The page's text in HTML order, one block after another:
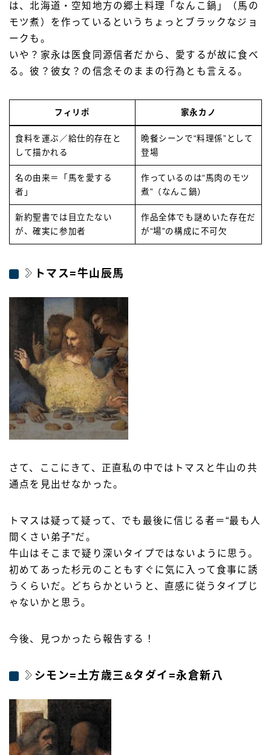
は、北海道・空知地方の郷土料理「なんこ鍋」（馬の
モツ煮）を作っているというちょっとブラックなジョ
ークも。
いや？家永は医食同源信者だから、愛するが故に食べ
る。彼？彼女？の信念そのままの行為とも言える。
フィリポ 家永カノ
食料を運ぶ／給仕的存在と
して描かれる
晩餐シーンで“料理係”として
登場
名の由来＝「馬を愛する
者」
作っているのは“馬肉のモツ
煮”（なんこ鍋）
新約聖書では目立たない
が、確実に参加者
作品全体でも謎めいた存在だ
が“場”の構成に不可欠
トマス=牛山辰馬
さて、ここにきて、正直私の中ではトマスと牛山の共
通点を見出せなかった。
トマスは疑って疑って、でも最後に信じる者＝“最も人
間くさい弟子”だ。
牛山はそこまで疑り深いタイプではないように思う。
初めてあった杉元のこともすぐに気に入って食事に誘
うくらいだ。どちらかというと、直感に従うタイプじ
ゃないかと思う。
今後、見つかったら報告する！
シモン=土方歳三&タダイ=永倉新八